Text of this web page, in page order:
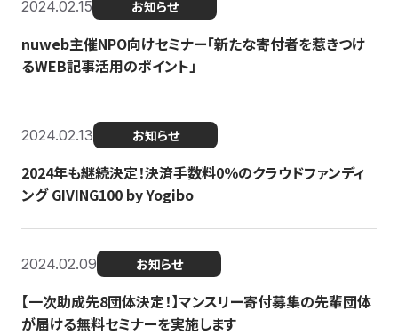
2024.02.15 お知らせ
nuweb主催NPO向けセミナー「新たな寄付者を惹きつけ
るWEB記事活用のポイント」
2024.02.13 お知らせ
2024年も継続決定！決済手数料0％のクラウドファンディ
ング GIVING100 by Yogibo
2024.02.09 お知らせ
【一次助成先8団体決定！】マンスリー寄付募集の先輩団体
が届ける無料セミナーを実施します